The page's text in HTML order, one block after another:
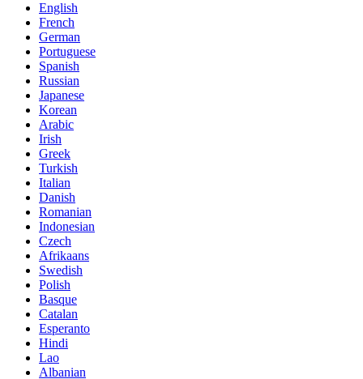
English
French
German
Portuguese
Spanish
Russian
Japanese
Korean
Arabic
Irish
Greek
Turkish
Italian
Danish
Romanian
Indonesian
Czech
Afrikaans
Swedish
Polish
Basque
Catalan
Esperanto
Hindi
Lao
Albanian